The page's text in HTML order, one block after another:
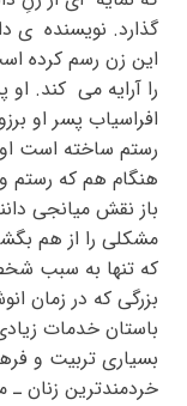
گذارد. نویسنده ی
این زن رسم کرده
را آرایه می کند. او
افراسیاب پسر او
رستم ساخته است او
هنگام هم که رستم
باز نقش میانجی
مشکلی را از هم بگشاید؛ ۲) شهرو نام
که تنها به سبب
بزرگی که در زمان
باستان خدمات
بسیاری تربیت و
خردمندترین زنان ـ